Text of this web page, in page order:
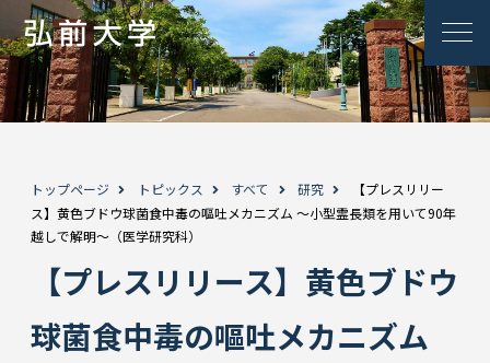
トップページ トピックス すべて 研究
【プレスリリー
ス】黄色ブドウ球菌食中毒の嘔吐メカニズム 〜小型霊長類を用いて90年
越しで解明〜（医学研究科）
【プレスリリース】黄色ブドウ
球菌食中毒の嘔吐メカニズム